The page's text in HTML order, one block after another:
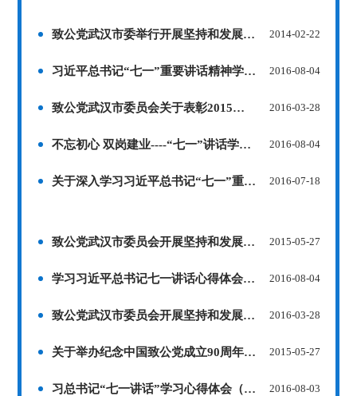
致公党武汉市委举行开展坚持和发展中国特色社会主义学习实践活动动员大会 2014-02-22
习近平总书记“七一”重要讲话精神学习体会（刘娟） 2016-08-04
致公党武汉市委员会关于表彰2015年度参政议政、宣传信息、“创先争优”工作先进集体和先进个人的决定 2016-03-28
不忘初心 双岗建业----“七一”讲话学习心得（王学仁） 2016-08-04
关于深入学习习近平总书记“七一”重要讲话精神的通知 2016-07-18
致公党武汉市委员会开展坚持和发展中国特色社会主义学习实践活动2015年工作计划 2015-05-27
学习习近平总书记七一讲话心得体会（刘骅） 2016-08-04
致公党武汉市委员会开展坚持和发展中国特色社会主义学习实践活动2016年度工作计划 2016-03-28
关于举办纪念中国致公党成立90周年征文比赛的通知 2015-05-27
习总书记“七一讲话”学习心得体会（江浩） 2016-08-03